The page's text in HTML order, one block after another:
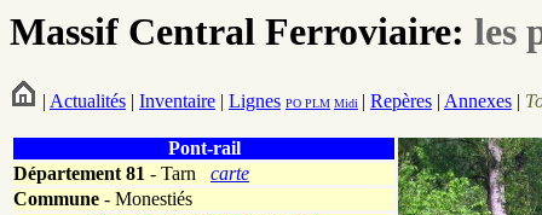
Massif Central Ferroviaire: les
| Actualités | Inventaire | Lignes PO PLM Midi | Repères | Annexes |
Pont-rail
Département81 - Tarn carte
Commune - Monestiés